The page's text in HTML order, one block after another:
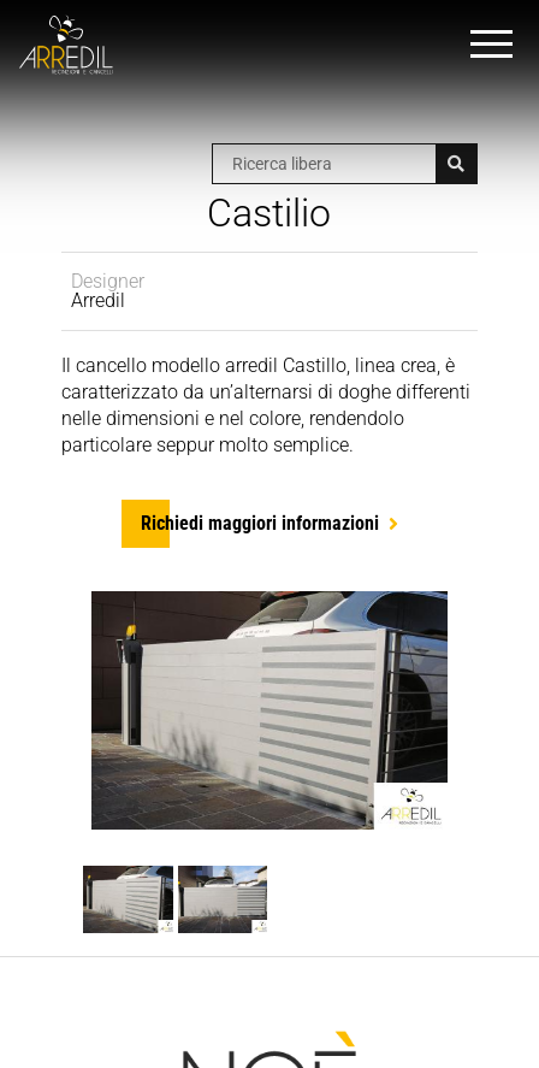
Castilio
Designer
Arredil
Il cancello modello arredil Castillo, linea crea, è
caratterizzato da un’alternarsi di doghe differenti
nelle dimensioni e nel colore, rendendolo
particolare seppur molto semplice.
Richiedi maggiori informazioni